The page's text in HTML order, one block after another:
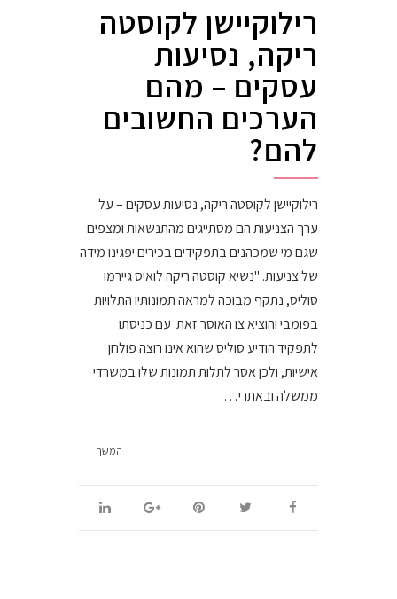
רילוקיישן לקוסטה
ריקה, נסיעות
עסקים – מהם
הערכים החשובים
להם?
רילוקיישן לקוסטה ריקה, נסיעות עסקים – על
ערך הצניעות הם מסתייגים מהתנשאות ומצפים
שגם מי שמכהנים בתפקידים בכירים יפגינו מידה
של צניעות. "נשיא קוסטה ריקה לואיס גיירמו
סוליס, נתקף מבוכה למראה תמונותיו התלויות
בפומבי והוציא צו האוסר זאת. עם כניסתו
לתפקיד הודיע סוליס שהוא אינו רוצה פולחן
אישיות, ולכן אסר לתלות תמונות שלו במשרדי
ממשלה ובאתרי…
המשך